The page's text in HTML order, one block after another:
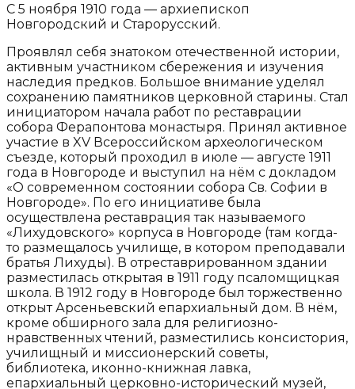
С 5 ноября 1910 года — архиепископ
Новгородский и Старорусский.
Проявлял себя знатоком отечественной истории,
активным участником сбережения и изучения
наследия предков. Большое внимание уделял
сохранению памятников церковной старины. Стал
инициатором начала работ по реставрации
собора Ферапонтова монастыря. Принял активное
участие в XV Всероссийском археологическом
съезде, который проходил в июле — августе 1911
года в Новгороде и выступил на нём с докладом
«О современном состоянии собора Св. Софии в
Новгороде». По его инициативе была
осуществлена реставрация так называемого
«Лихудовского» корпуса в Новгороде (там когда-
то размещалось училище, в котором преподавали
братья Лихуды). В отреставрированном здании
разместилась открытая в 1911 году псаломщицкая
школа. В 1912 году в Новгороде был торжественно
открыт Арсеньевский епархиальный дом. В нём,
кроме обширного зала для религиозно-
нравственных чтений, разместились консистория,
училищный и миссионерский советы,
библиотека, иконно-книжная лавка,
епархиальный церковно-исторический музей,